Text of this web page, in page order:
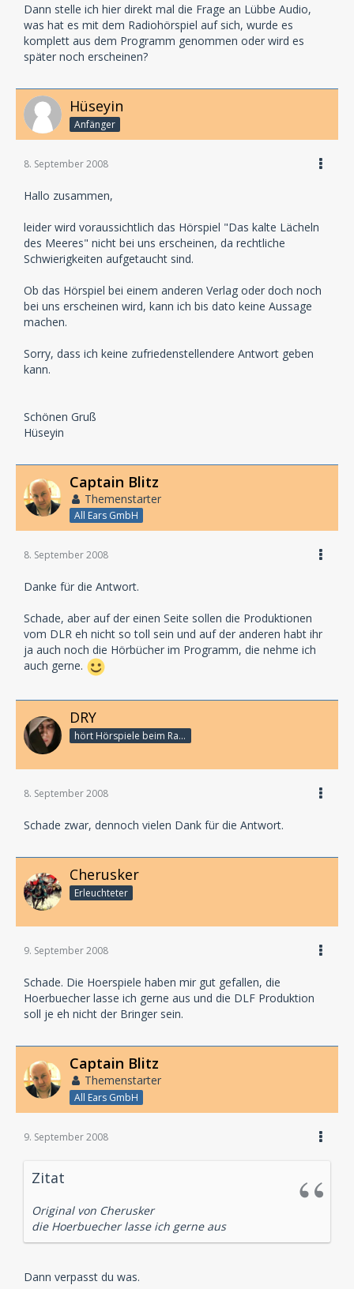
Dann stelle ich hier direkt mal die Frage an Lübbe Audio,
was hat es mit dem Radiohörspiel auf sich, wurde es
komplett aus dem Programm genommen oder wird es
später noch erscheinen?
Hüseyin
Anfänger
8. September 2008
Hallo zusammen,
leider wird voraussichtlich das Hörspiel "Das kalte Lächeln
des Meeres" nicht bei uns erscheinen, da rechtliche
Schwierigkeiten aufgetaucht sind.
Ob das Hörspiel bei einem anderen Verlag oder doch noch
bei uns erscheinen wird, kann ich bis dato keine Aussage
machen.
Sorry, dass ich keine zufriedenstellendere Antwort geben
kann.
Schönen Gruß
Hüseyin
Captain Blitz
Themenstarter
All Ears GmbH
8. September 2008
Danke für die Antwort.
Schade, aber auf der einen Seite sollen die Produktionen
vom DLR eh nicht so toll sein und auf der anderen habt ihr
ja auch noch die Hörbücher im Programm, die nehme ich
auch gerne.
DRY
hört Hörspiele beim Rasenmähen
8. September 2008
Schade zwar, dennoch vielen Dank für die Antwort.
Cherusker
Erleuchteter
9. September 2008
Schade. Die Hoerspiele haben mir gut gefallen, die
Hoerbuecher lasse ich gerne aus und die DLF Produktion
soll je eh nicht der Bringer sein.
Captain Blitz
Themenstarter
All Ears GmbH
9. September 2008
Zitat
Original von Cherusker
die Hoerbuecher lasse ich gerne aus
Dann verpasst du was.